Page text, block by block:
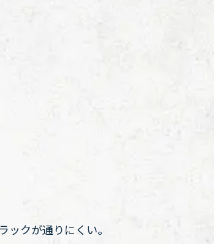
クが通りにくい。